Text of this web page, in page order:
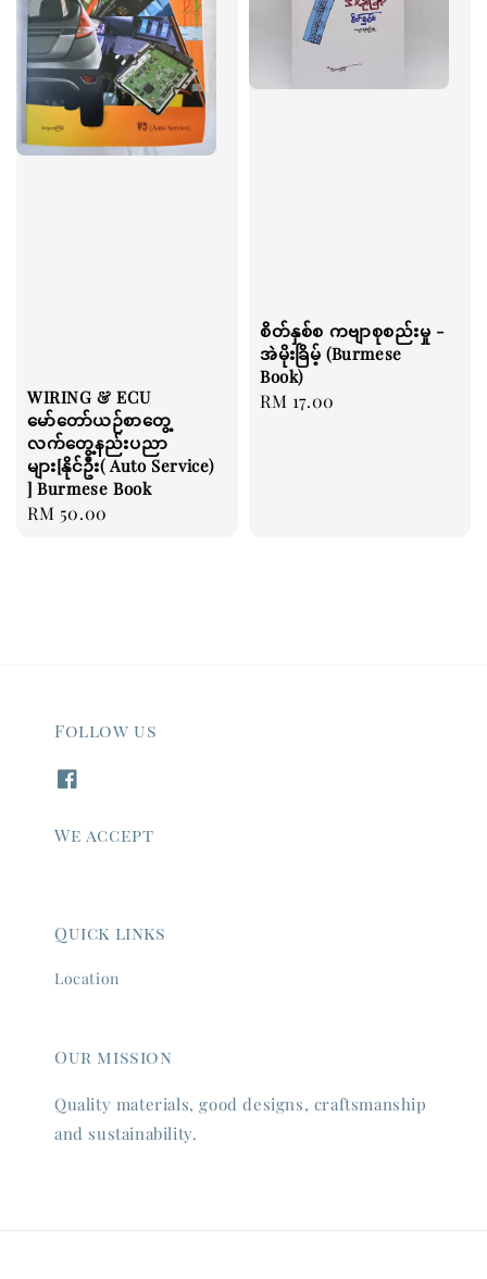
WIRING & ECU
မော်တော်ယဉ်စာတွေ့
လက်တွေ့နည်းပညာ
များ[နိုင်ဦး( Auto Service)
] Burmese Book
Regular
RM 50.00
စိတ်နှစ်စ ကဗျာစုစည်းမှု -
အဲမိုးခြိမ့် (Burmese
Book)
Regular
RM 17.00
Follow us
We accept
Quick links
Location
Our mission
Quality materials, good designs, craftsmanship
and sustainability.